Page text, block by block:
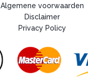
Algemene voorwaarden
Disclaimer
Privacy Policy